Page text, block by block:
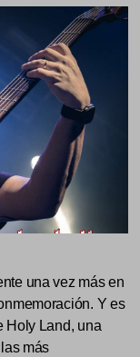
una vez más en
Y es
Holy Land, una
más